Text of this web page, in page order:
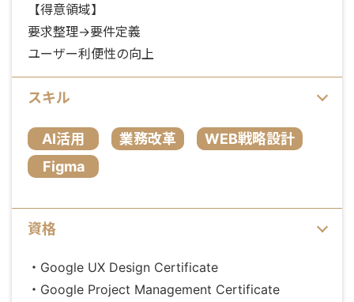
【得意領域】
要求整理→要件定義
ユーザー利便性の向上
スキル
AI活用 業務改革
WEB戦略設計
Figma
資格
・Google UX Design Certificate
・Google Project Management Certificate